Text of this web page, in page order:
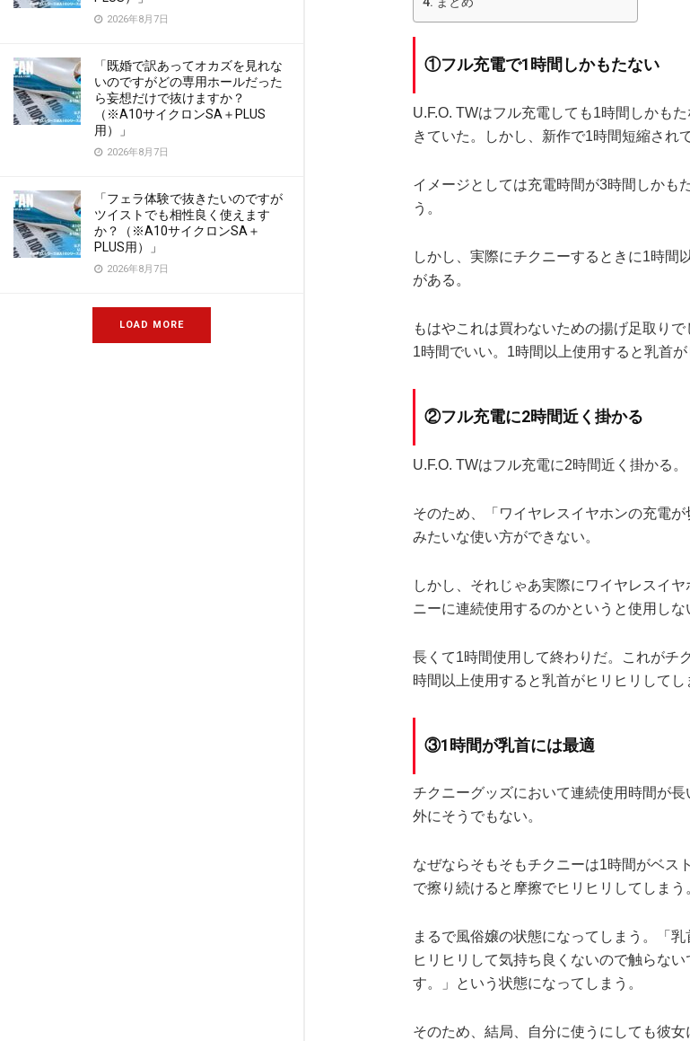
2026年8月7日
「既婚で訳あってオカズを見れな
いのですがどの専用ホールだった
ら妄想だけで抜けますか？
（※A10サイクロンSA＋PLUS
用）」
2026年8月7日
「フェラ体験で抜きたいのですが
ツイストでも相性良く使えます
か？（※A10サイクロンSA＋
PLUS用）」
2026年8月7日
LOAD MORE
①フル充電で1時間しかもたない
U.F.O. TWはフル充電しても1時間しかも
きていた。しかし、新作で1時間短縮され
イメージとしては充電時間が3時間しかも
う。
しかし、実際にチクニーするときに1時間
がある。
もはやこれは買わないための揚げ足取り
1時間でいい。1時間以上使用すると乳首が
②フル充電に2時間近く掛かる
U.F.O. TWはフル充電に2時間近く掛かる。
そのため、「ワイヤレスイヤホンの充電が
みたいな使い方ができない。
しかし、それじゃあ実際にワイヤレスイ
ニーに連続使用するのかというと使用しな
長くて1時間使用して終わりだ。これがチ
時間以上使用すると乳首がヒリヒリしてし
③1時間が乳首には最適
チクニーグッズにおいて連続使用時間が
外にそうでもない。
なぜならそもそもチクニーは1時間がベス
で擦り続けると摩擦でヒリヒリしてしまう
まるで風俗嬢の状態になってしまう。「
ヒリヒリして気持ち良くないので触らな
す。」という状態になってしまう。
そのため、結局、自分に使うにしても彼